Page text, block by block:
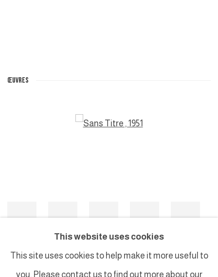
ŒUVRES
Sans Titre
This website uses cookies
This site uses cookies to help make it more useful to
you. Please contact us to find out more about our